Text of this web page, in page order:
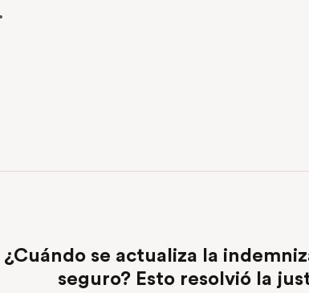
¿Cuándo se actualiza la
seguro? Esto resolvió la